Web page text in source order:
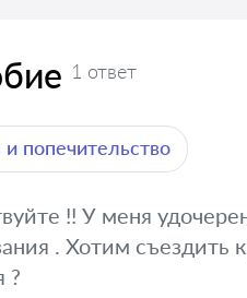
1 ответ
попечительство
!! У меня
. Хотим съездить
?